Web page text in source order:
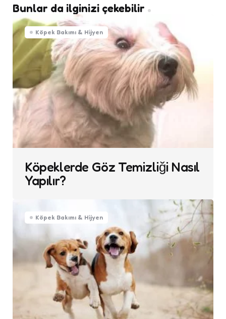
Bunlar da ilginizi çekebilir
Köpek Bakımı & Hijyen
Köpeklerde Göz Temizliği Nasıl
Yapılır?
Köpek Bakımı & Hijyen